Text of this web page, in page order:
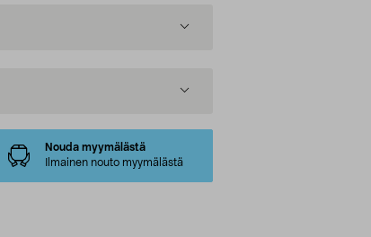
Nouda myymälästä
Ilmainen nouto myymälästä